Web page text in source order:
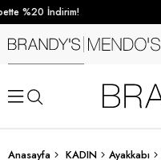
%20 İndirim!
Anasayfa KADIN Ayakkabı